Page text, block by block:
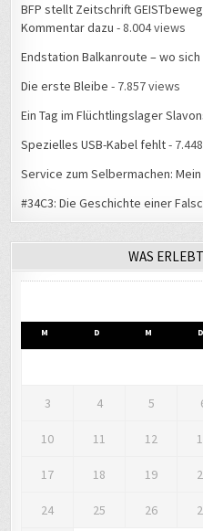
BFP stellt Zeitschrift
Kommentar dazu - 8.004 views
Endstation Balkanroute – wo
Die erste Bleibe - 7.857 views
Ein Tag im Flüchtlingslager
Spezielles USB-Kabel fehlt-
Service zum Selbermachen:
#34C3: Die Geschichte einer
WAS
M D M D
3 4 5
10 11 12
17 18 19
24 25 26